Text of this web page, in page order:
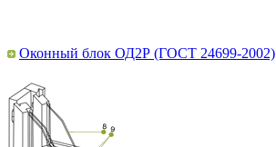
Оконный блок ОД2Р (ГОСТ 24699-2002)